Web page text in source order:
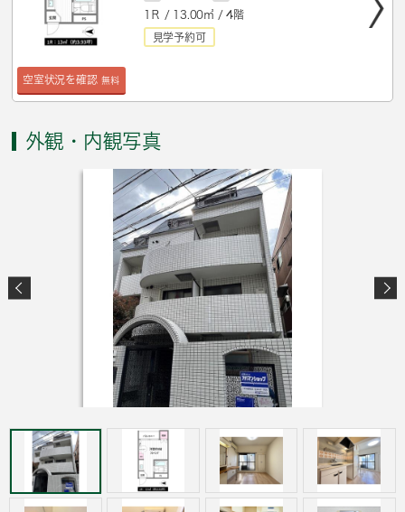
空室状況を確認 無料
1Ｒ / 13.00㎡ / 4階
見学予約可
外観・内観写真